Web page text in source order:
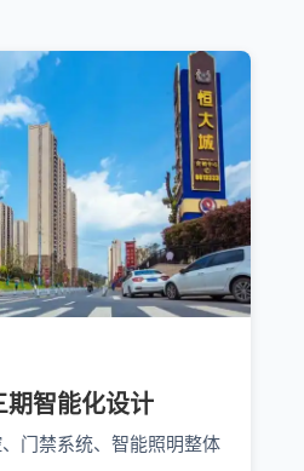
期智能化设计
门禁系统、智能照明整体